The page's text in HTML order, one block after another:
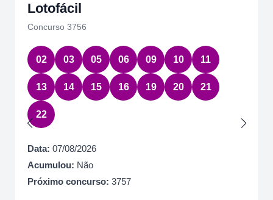
Lotofácil
Concurso 3756
02 03 05 06 09 10 11
13 14 15 16 19 20 21
22
Data: 07/08/2026
Acumulou: Não
Próximo concurso: 3757